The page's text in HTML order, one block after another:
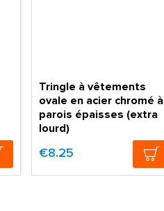
Tringle à vêtements
ovale en acier chromé à
parois épaisses (extra
lourd)
€8.25